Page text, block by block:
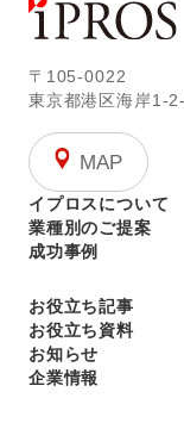
〒105-0022
東京都港区海岸1-
MAP
イプロスについて
業種別のご提案
成功事例
お役立ち記事
お役立ち資料
お知らせ
企業情報